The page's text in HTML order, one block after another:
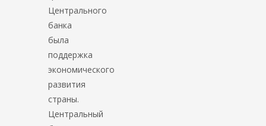
Центрального
банка
была
поддержка
экономического
развития
страны.
Центральный